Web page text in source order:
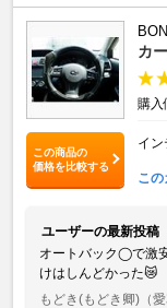
この商品の
価格を比較する
カ
購入
イン
こ
ユーザーの最新投稿
オートバック◯で激
けはしんどかった😿
もどき(もどき卿) （